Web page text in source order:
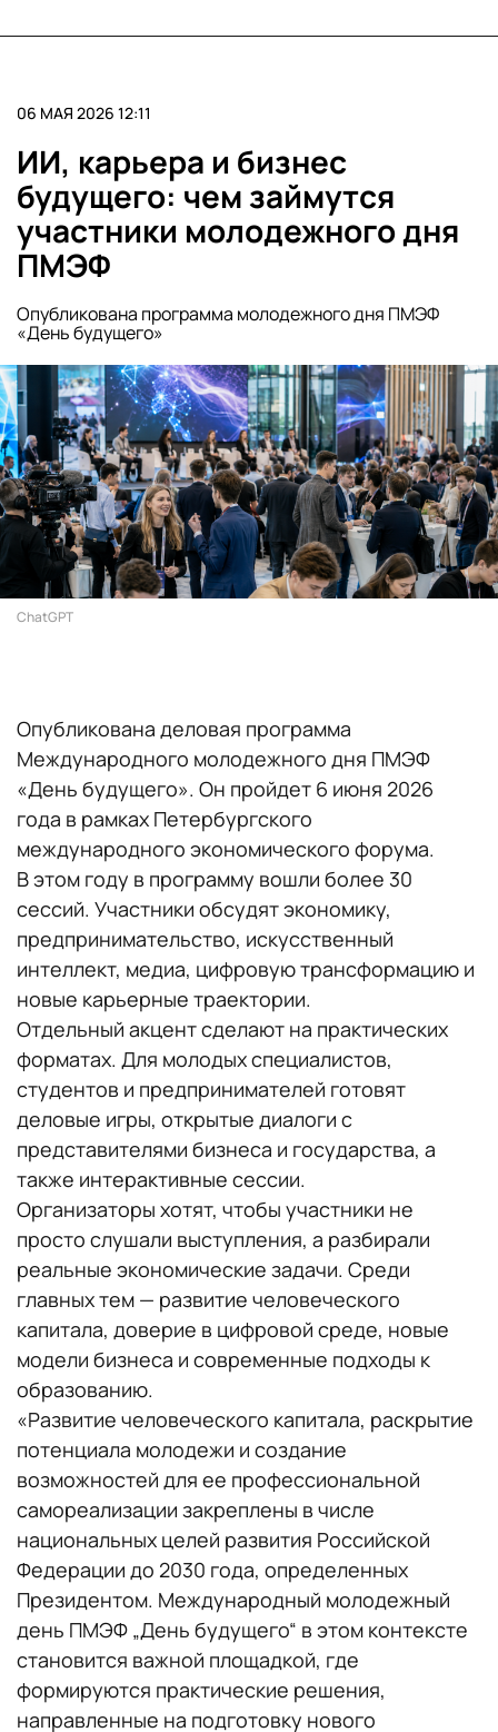
06 МАЯ 2026 12:11
ИИ, карьера и бизнес
будущего: чем займутся
участники молодежного дня
ПМЭФ
Опубликована программа молодежного дня ПМЭФ
«День будущего»
ChatGPT
Опубликована деловая программа
Международного молодежного дня ПМЭФ
«День будущего». Он пройдет 6 июня 2026
года в рамках Петербургского
международного экономического форума.
В этом году в программу вошли более 30
сессий. Участники обсудят экономику,
предпринимательство, искусственный
интеллект, медиа, цифровую трансформацию и
новые карьерные траектории.
Отдельный акцент сделают на практических
форматах. Для молодых специалистов,
студентов и предпринимателей готовят
деловые игры, открытые диалоги с
представителями бизнеса и государства, а
также интерактивные сессии.
Организаторы хотят, чтобы участники не
просто слушали выступления, а разбирали
реальные экономические задачи. Среди
главных тем — развитие человеческого
капитала, доверие в цифровой среде, новые
модели бизнеса и современные подходы к
образованию.
«Развитие человеческого капитала, раскрытие
потенциала молодежи и создание
возможностей для ее профессиональной
самореализации закреплены в числе
национальных целей развития Российской
Федерации до 2030 года, определенных
Президентом. Международный молодежный
день ПМЭФ „День будущего“ в этом контексте
становится важной площадкой, где
формируются практические решения,
направленные на подготовку нового